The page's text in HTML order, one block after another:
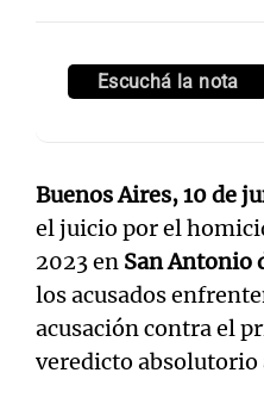
Escuchá la nota
Buenos Aires, 10 de
el juicio por el
2023 en San Antonio
los acusados
acusación contra el
veredicto absolutorio